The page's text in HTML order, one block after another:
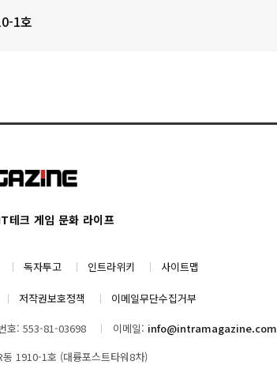
1호
테크 게임 문화 라이프
독자투고 인트라위키 사이트맵
저작권보호정책
이메일무단수집거부
호: 553-81-03698 이메일: info@intramagazine.com
1910-1호 (대륭포스트타워8차)